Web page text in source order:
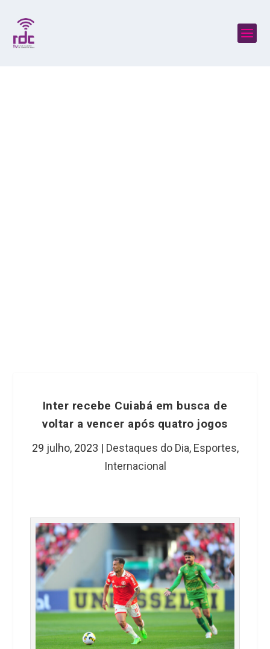
Inter recebe Cuiabá em busca de
voltar a vencer após quatro jogos
29 julho, 2023 | Destaques do Dia, Esportes,
Internacional